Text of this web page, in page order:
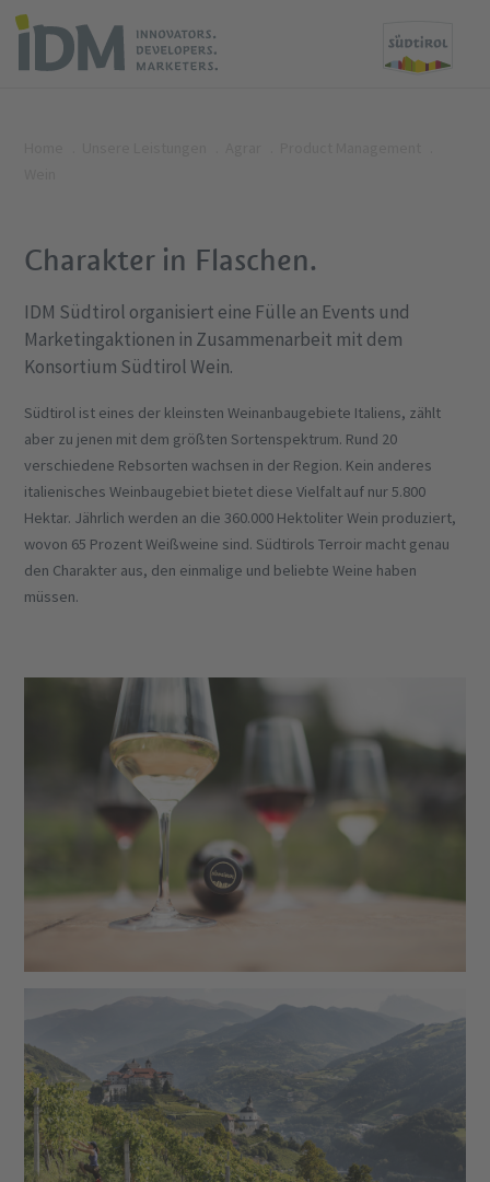
Charakter in Flaschen.
IDM Südtirol organisiert eine Fülle an Events und
Marketingaktionen in Zusammenarbeit mit dem
Konsortium Südtirol Wein.
Südtirol ist eines der kleinsten Weinanbaugebiete Italiens, zählt
aber zu jenen mit dem größten Sortenspektrum. Rund 20
verschiedene Rebsorten wachsen in der Region. Kein anderes
italienisches Weinbaugebiet bietet diese Vielfalt auf nur 5.800
Hektar. Jährlich werden an die 360.000 Hektoliter Wein produziert,
wovon 65 Prozent Weißweine sind. Südtirols Terroir macht genau
den Charakter aus, den einmalige und beliebte Weine haben
müssen.